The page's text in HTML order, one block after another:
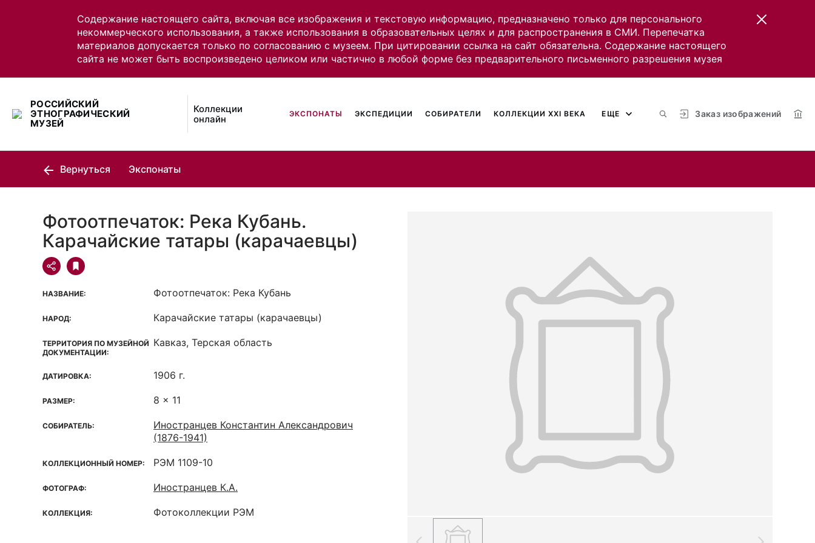
Содержание настоящего сайта, включая все изображения и текстовую информацию, предназначено только для персонального
некоммерческого использования, а также использования в образовательных целях и для распространения в СМИ. Перепечатка
материалов допускается только по согласованию с музеем. При цитировании ссылка на сайт обязательна. Содержание настоящего
сайта не может быть воспроизведено целиком или частично в любой форме без предварительного письменного разрешения музея
РОССИЙСКИЙ
ЭТНОГРАФИЧЕСКИЙ
МУЗЕЙ
Коллекции
онлайн
Заказ изображений
ЭКСПОНАТЫ ЭКСПЕДИЦИИ СОБИРАТЕЛИ КОЛЛЕКЦИИ XXI ВЕКА ЕЩЕ
Вернуться Экспонаты
Фотоотпечаток: Река Кубань.
Карачайские татары (карачаевцы)
НАЗВАНИЕ: Фотоотпечаток: Река Кубань
НАРОД: Карачайские татары (карачаевцы)
ТЕРРИТОРИЯ ПО МУЗЕЙНОЙ
ДОКУМЕНТАЦИИ:
Кавказ, Терская область
ДАТИРОВКА: 1906 г.
РАЗМЕР: 8 x 11
СОБИРАТЕЛЬ:
Иностранцев Константин Александрович
(1876-1941)
КОЛЛЕКЦИОННЫЙ НОМЕР: РЭМ 1109-10
ФОТОГРАФ: Иностранцев К.А.
КОЛЛЕКЦИЯ: Фотоколлекции РЭМ